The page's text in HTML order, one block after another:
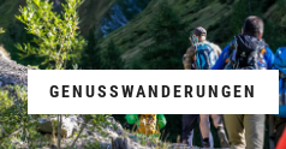
GENUSSWANDERUNGEN